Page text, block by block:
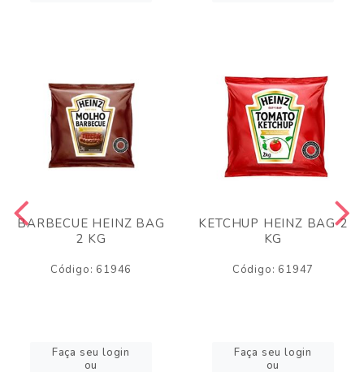
BARBECUE HEINZ BAG
2 KG
Código: 61946
Faça seu login
ou
KETCHUP HEINZ BAG 2
KG
Código: 61947
Faça seu login
ou